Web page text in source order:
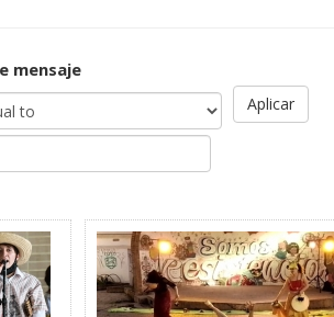
mensaje
Aplicar